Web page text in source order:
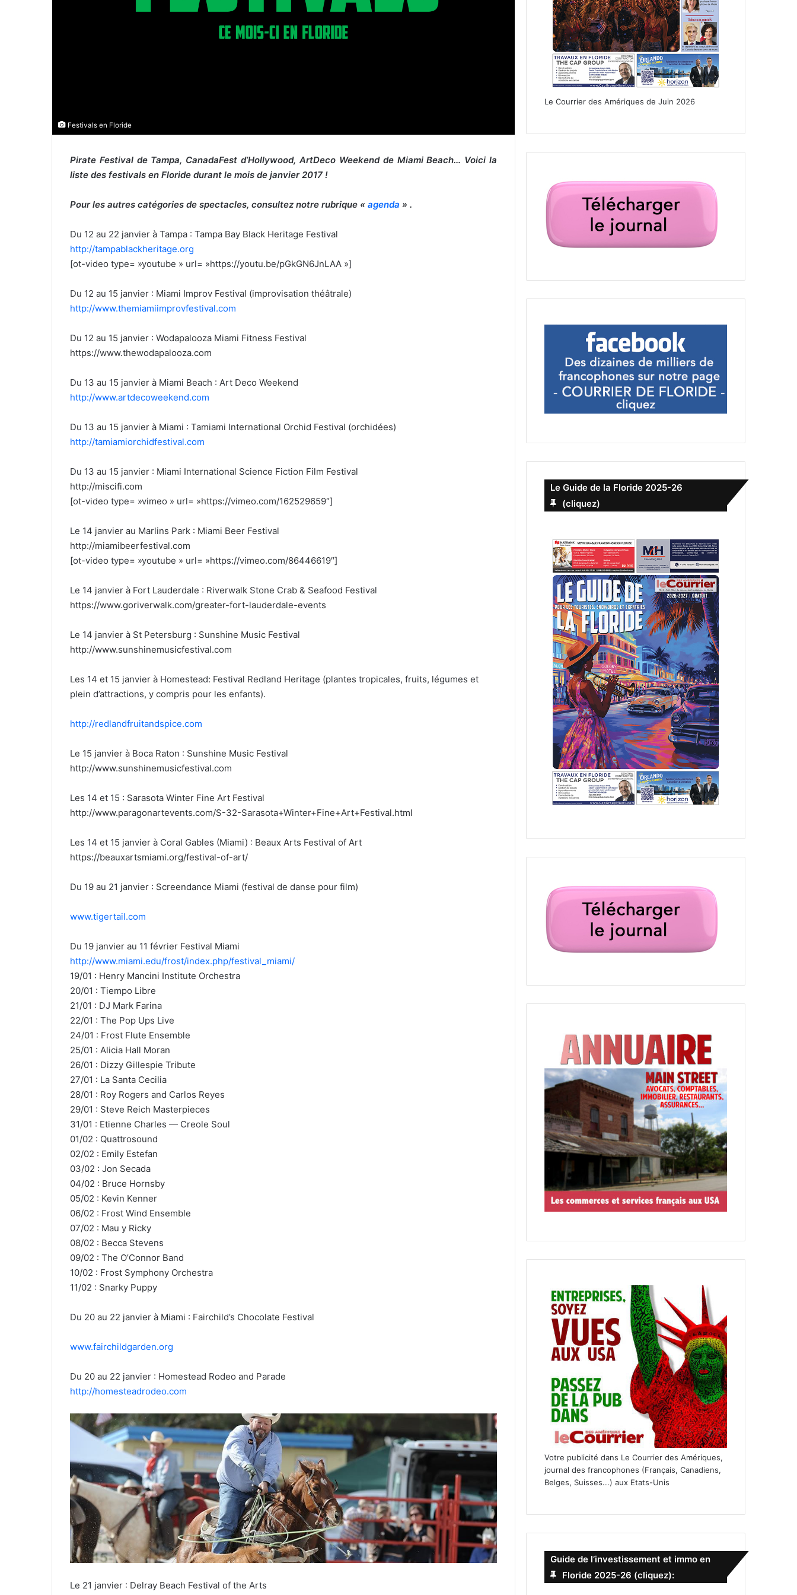
Festivals en Floride
Pirate Festival de Tampa, CanadaFest d’Hollywood, ArtDeco Weekend de Miami Beach… Voici la
liste des festivals en Floride durant le mois de janvier 2017 !
Pour les autres catégories de spectacles, consultez notre rubrique « agenda » .
Du 12 au 22 janvier à Tampa : Tampa Bay Black Heritage Festival
http://tampablackheritage.org
[ot-video type= »youtube » url= »https://youtu.be/pGkGN6JnLAA »]
Du 12 au 15 janvier : Miami Improv Festival (improvisation théâtrale)
http://www.themiamiimprovfestival.com
Du 12 au 15 janvier : Wodapalooza Miami Fitness Festival
https://www.thewodapalooza.com
Du 13 au 15 janvier à Miami Beach : Art Deco Weekend
http://www.artdecoweekend.com
Du 13 au 15 janvier à Miami : Tamiami International Orchid Festival (orchidées)
http://tamiamiorchidfestival.com
Du 13 au 15 janvier : Miami International Science Fiction Film Festival
http://miscifi.com
[ot-video type= »vimeo » url= »https://vimeo.com/162529659″]
Le 14 janvier au Marlins Park : Miami Beer Festival
http://miamibeerfestival.com
[ot-video type= »youtube » url= »https://vimeo.com/86446619″]
Le 14 janvier à Fort Lauderdale : Riverwalk Stone Crab & Seafood Festival
https://www.goriverwalk.com/greater-fort-lauderdale-events
Le 14 janvier à St Petersburg : Sunshine Music Festival
http://www.sunshinemusicfestival.com
Les 14 et 15 janvier à Homestead: Festival Redland Heritage (plantes tropicales, fruits, légumes et
plein d’attractions, y compris pour les enfants).
http://redlandfruitandspice.com
Le 15 janvier à Boca Raton : Sunshine Music Festival
http://www.sunshinemusicfestival.com
Les 14 et 15 : Sarasota Winter Fine Art Festival
http://www.paragonartevents.com/S-32-Sarasota+Winter+Fine+Art+Festival.html
Les 14 et 15 janvier à Coral Gables (Miami) : Beaux Arts Festival of Art
https://beauxartsmiami.org/festival-of-art/
Du 19 au 21 janvier : Screendance Miami (festival de danse pour film)
www.tigertail.com
Du 19 janvier au 11 février Festival Miami
http://www.miami.edu/frost/index.php/festival_miami/
19/01 : Henry Mancini Institute Orchestra
20/01 : Tiempo Libre
21/01 : DJ Mark Farina
22/01 : The Pop Ups Live
24/01 : Frost Flute Ensemble
25/01 : Alicia Hall Moran
26/01 : Dizzy Gillespie Tribute
27/01 : La Santa Cecilia
28/01 : Roy Rogers and Carlos Reyes
29/01 : Steve Reich Masterpieces
31/01 : Etienne Charles — Creole Soul
01/02 : Quattrosound
02/02 : Emily Estefan
03/02 : Jon Secada
04/02 : Bruce Hornsby
05/02 : Kevin Kenner
06/02 : Frost Wind Ensemble
07/02 : Mau y Ricky
08/02 : Becca Stevens
09/02 : The O’Connor Band
10/02 : Frost Symphony Orchestra
11/02 : Snarky Puppy
Du 20 au 22 janvier à Miami : Fairchild’s Chocolate Festival
www.fairchildgarden.org
Du 20 au 22 janvier : Homestead Rodeo and Parade
http://homesteadrodeo.com
Le 21 janvier : Delray Beach Festival of the Arts
Le Courrier des Amériques de Juin 2026
Le Guide de la Floride 2025-26
(cliquez)
Votre publicité dans Le Courrier des Amériques,
journal des francophones (Français, Canadiens,
Belges, Suisses...) aux Etats-Unis
Guide de l’investissement et immo en
Floride 2025-26 (cliquez):